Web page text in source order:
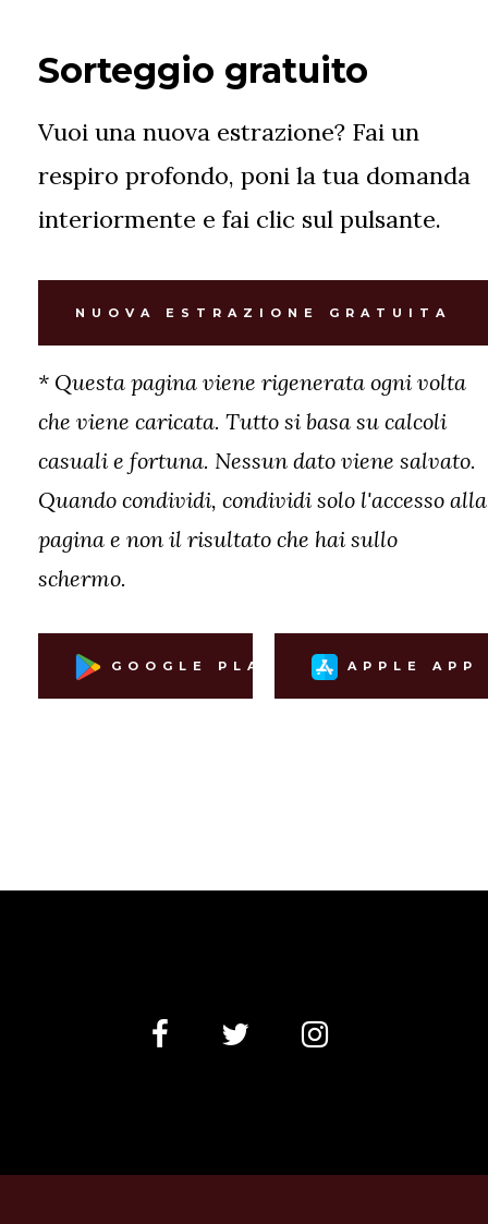
Sorteggio gratuito
Vuoi una nuova estrazione? Fai un
respiro profondo, poni la tua domanda
interiormente e fai clic sul pulsante.
NUOVA ESTRAZIONE GRATUITA
* Questa pagina viene rigenerata ogni volta
che viene caricata. Tutto si basa su calcoli
casuali e fortuna. Nessun dato viene salvato.
Quando condividi, condividi solo l'accesso alla
pagina e non il risultato che hai sullo
schermo.
GOOGLE PLAY APPLE APP